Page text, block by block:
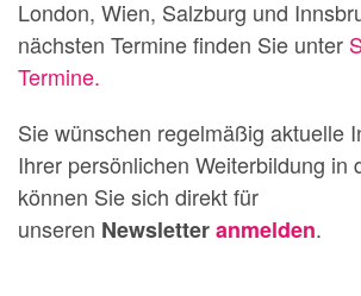
London, Wien, Salzburg und
nächsten Termine finden Sie unter
Termine.
Sie wünschen regelmäßig aktuelle
Ihrer persönlichen Weiterbildung in
können Sie sich direkt für
unseren Newsletteranmelden.